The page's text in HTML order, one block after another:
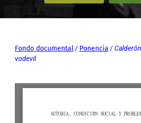
Fondo documental/ Ponencia /
vodevil